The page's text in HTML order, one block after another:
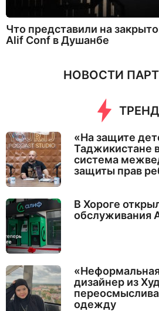
Что представили на
Alif Conf в Душанбе
НОВОСТИ
«На защите
Таджикистане
система
защиты прав
В Хороге
обслуживания
дизайнер из
одежду